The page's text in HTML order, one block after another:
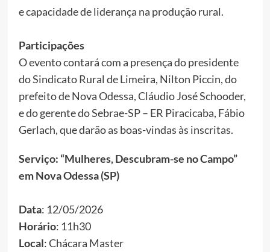
e capacidade de liderança na produção rural.
Participações
O evento contará com a presença do presidente
do Sindicato Rural de Limeira, Nilton Piccin, do
prefeito de Nova Odessa, Cláudio José Schooder,
e do gerente do Sebrae-SP – ER Piracicaba, Fábio
Gerlach, que darão as boas-vindas às inscritas.
Serviço: “Mulheres, Descubram-se no Campo”
em Nova Odessa (SP)
Data: 12/05/2026
Horário: 11h30
Local: Chácara Master